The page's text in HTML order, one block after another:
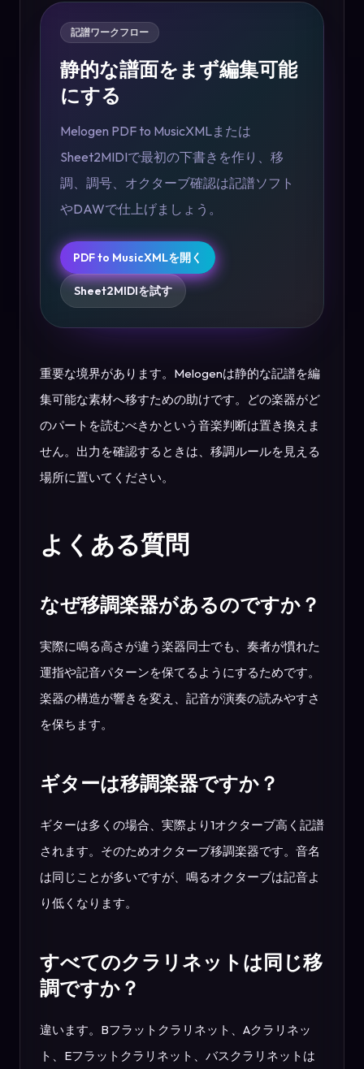
記譜ワークフロー
静的な譜面をまず編集可能
にする
Melogen PDF to MusicXMLまたは
Sheet2MIDIで最初の下書きを作り、移
調、調号、オクターブ確認は記譜ソフト
やDAWで仕上げましょう。
PDF to MusicXMLを開く
Sheet2MIDIを試す
重要な境界があります。Melogenは静的な記譜を編
集可能な素材へ移すための助けです。どの楽器がど
のパートを読むべきかという音楽判断は置き換えま
せん。出力を確認するときは、移調ルールを見える
場所に置いてください。
よくある質問
なぜ移調楽器があるのですか？
実際に鳴る高さが違う楽器同士でも、奏者が慣れた
運指や記音パターンを保てるようにするためです。
楽器の構造が響きを変え、記音が演奏の読みやすさ
を保ちます。
ギターは移調楽器ですか？
ギターは多くの場合、実際より1オクターブ高く記譜
されます。そのためオクターブ移調楽器です。音名
は同じことが多いですが、鳴るオクターブは記音よ
り低くなります。
すべてのクラリネットは同じ移
調ですか？
違います。Bフラットクラリネット、Aクラリネッ
ト、Eフラットクラリネット、バスクラリネットは